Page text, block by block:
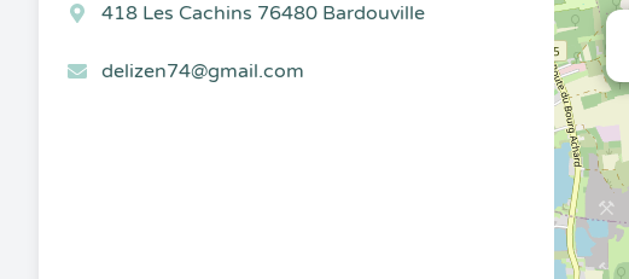
418 Les Cachins 76480 Bardouville
delizen74@gmail.com